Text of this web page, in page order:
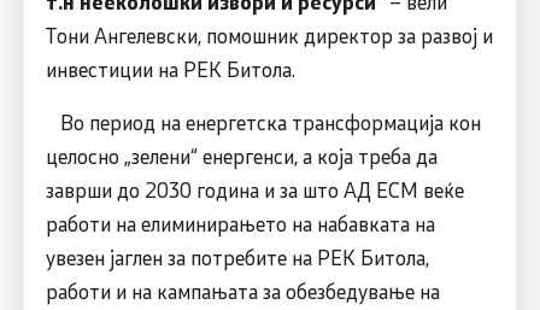
Тони Ангелевски, помошник директор за развој и
инвестиции на РЕК Битола.
Во период на енергетска трансформација кон
целосно „зелени“ енергенси, а која треба да
заврши до 2030 година и за што АД ЕСМ веќе
работи на елиминирањето на набавката на
увезен јаглен за потребите на РЕК Битола,
работи и на кампањата за обезбедување на